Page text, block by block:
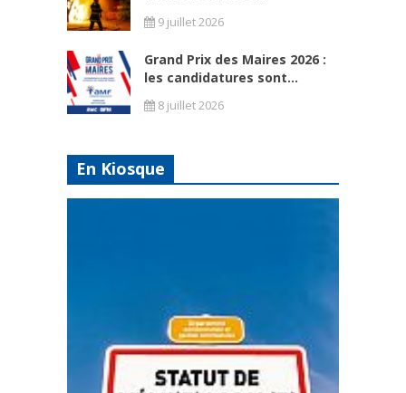
9 juillet 2026
Grand Prix des Maires 2026 :
les candidatures sont...
8 juillet 2026
En Kiosque